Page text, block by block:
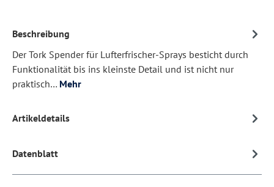
Beschreibung
Der Tork Spender für Lufterfrischer-Sprays besticht durch
Funktionalität bis ins kleinste Detail und ist nicht nur
praktisch… Mehr
Artikeldetails
Datenblatt